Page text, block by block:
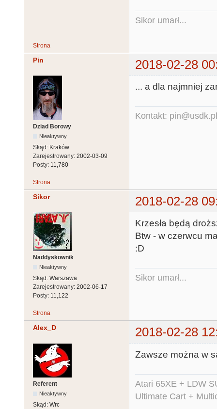
Sikor umarł...
Strona
Pin 2018-02-28
Dziad Borowy
Nieaktywny
Skąd: Kraków
Zarejestrowany: 2002-03-09
Posty: 11,780
... a dla najmniej
Kontakt: pin@usdk.pl
Strona
Sikor 2018-02-28
Naddyskownik
Nieaktywny
Skąd: Warszawa
Zarejestrowany: 2002-06-17
Posty: 11,122
Krzesła będą
Btw - w czerwcu
:D
Sikor umarł...
Strona
Alex_D 2018-02-28
Referent
Nieaktywny
Skąd: Wrc
Zawsze można w
Atari 65XE + LDW
Ultimate Cart +